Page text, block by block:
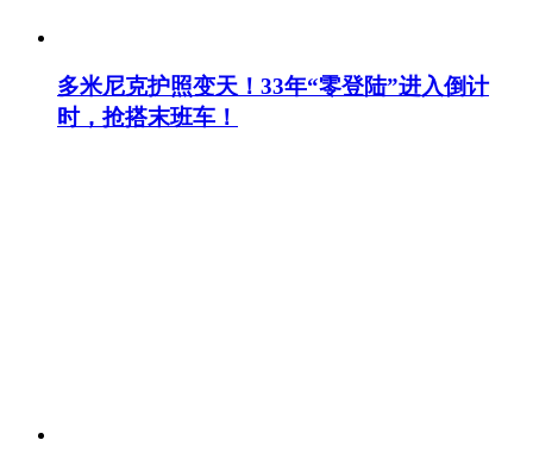
多米尼克护照变天！33年“零登陆”进入倒计
时，抢搭末班车！